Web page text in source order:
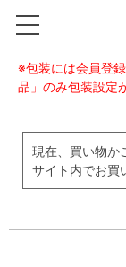
※包装には会員登
品」のみ包装設定
現在、買い物か
サイト内でお買